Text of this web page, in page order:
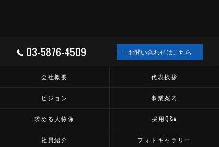
03-5876-4509 お問い合わせはこちら
会社概要 代表挨拶
ビジョン 事業案内
求める人物像 採用Q&A
社員紹介 フォトギャラリー